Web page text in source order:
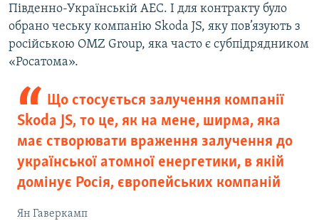
Південно-Українській АЕС. І для контракту було
обрано чеську компанію Skoda JS, яку пов’язують з
російською OMZ Group, яка часто є субпідрядником
«Росатома».
Що стосується залучення компанії
Skoda JS, то це, як на мене, ширма, яка
має створювати враження залучення до
української атомної енергетики, в якій
домінує Росія, європейських компаній
Ян Гаверкамп